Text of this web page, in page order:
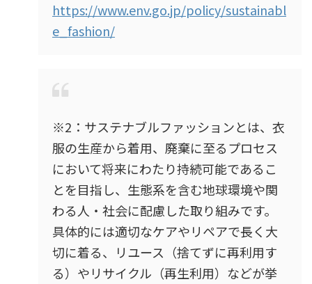
https://www.env.go.jp/policy/sustainabl
e_fashion/
※2： サステナブルファッションとは、衣
服の生産から着用、廃棄に至るプロセス
において将来にわたり持続可能であるこ
とを目指し、生態系を含む地球環境や関
わる人・社会に配慮した取り組みです。
具体的には適切なケアやリペアで長く大
切に着る、リユース（捨てずに再利用す
る）やリサイクル（再生利用）などが挙